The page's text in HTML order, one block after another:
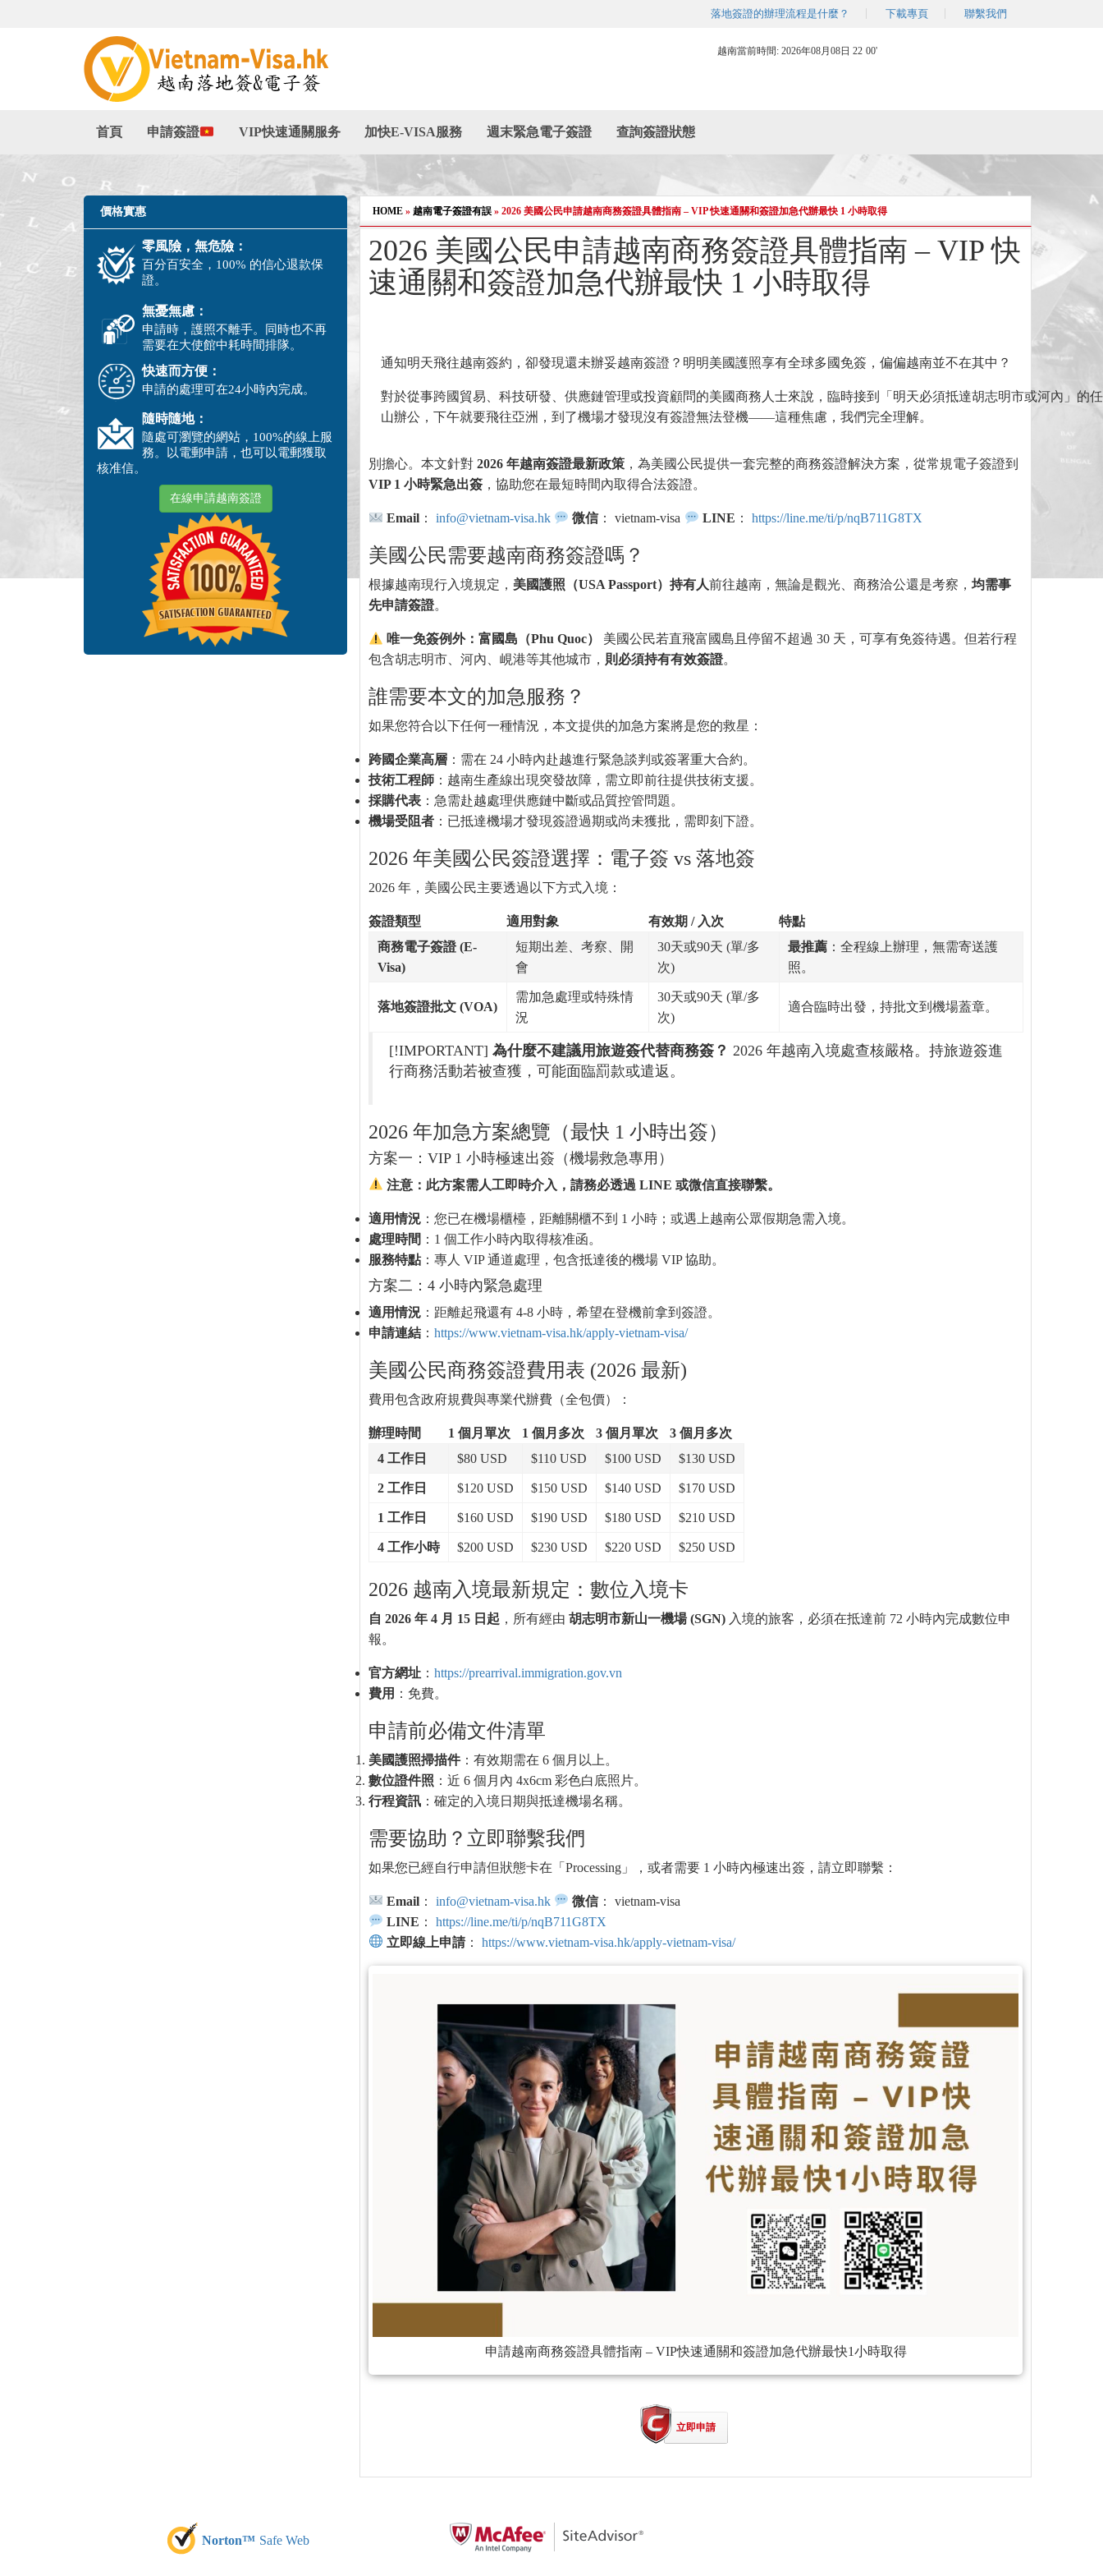
落地簽證的辦理流程是什麼？ 下載專頁 聯繫我們
越南當前時間:2026年08月08日 22 :00'
首頁 申請簽證 VIP快速通關服务 加快E-VISA服務 週末緊急電子簽證 查詢簽證狀態
HOME » 越南電子簽證有誤 » 2026 美國公民申請越南商務簽證具體指南 – VIP 快速通關和簽證加急代辦最快 1 小時取得
2026 美國公民申請越南商務簽證具體指南 – VIP 快
速通關和簽證加急代辦最快 1 小時取得
通知明天飛往越南簽約，卻發現還未辦妥越南簽證？明明美國護照享有全球多國免簽，偏偏越南並不在其中？
對於從事跨國貿易、科技研發、供應鏈管理或投資顧問的美國商務人士來說，臨時接到「明天必須抵達胡志明市或河內」的
山辦公，下午就要飛往亞洲，到了機場才發現沒有簽證無法登機——這種焦慮，我們完全理解。
別擔心。本文針對 2026 年越南簽證最新政策 ，為美國公民提供一套完整的商務簽證解決方案，從常規電子簽證到
VIP 1 小時緊急出簽 ，協助您在最短時間內取得合法簽證。
Email ：info@vietnam-visa.hk 微信： vietnam-visa LINE ： https://line.me/ti/p/nqB711G8TX
美國公民需要越南商務簽證嗎？
根據越南現行入境規定， 美國護照（USA Passport）持有人前往越南，無論是觀光、商務洽公還是考察， 均需事
先申請簽證。
唯一免簽例外：富國島（Phu Quoc）
美國公民若直飛富國島且停留不超過 30 天，可享有免簽待遇。但若行程
包含胡志明市、河內、峴港等其他城市， 則必須持有有效簽證。
誰需要本文的加急服務？
如果您符合以下任何一種情況，本文提供的加急方案將是您的救星：
跨國企業高層 ：需在 24 小時內赴越進行緊急談判或簽署重大合約。
技術工程師 ：越南生產線出現突發故障，需立即前往提供技術支援。
採購代表 ：急需赴越處理供應鏈中斷或品質控管問題。
機場受阻者 ：已抵達機場才發現簽證過期或尚未獲批，需即刻下證。
2026 年美國公民簽證選擇：電子簽 vs 落地簽
2026 年，美國公民主要透過以下方式入境：
簽證類型 適用對象 有效期 / 入次
特點
商務電子簽證 (E-
Visa)
短期出差、考察、開
會
30天或90天 (單/多
次)
最推薦 ：全程線上辦理，無需寄送護
照。
落地簽證批文 (VOA)
需加急處理或特殊情
況
30天或90天 (單/多
次)
適合臨時出發，持批文到機場蓋章。
[!IMPORTANT] 為什麼不建議用旅遊簽代替商務簽？ 2026 年越南入境處查核嚴格。持旅遊簽進
行商務活動若被查獲，可能面臨罰款或遣返。
2026 年加急方案總覽（最快 1 小時出簽）
方案一：VIP 1 小時極速出簽（機場救急專用）
注意：此方案需人工即時介入，請務必透過 LINE 或微信直接聯繫。
適用情況 ：您已在機場櫃檯，距離關櫃不到 1 小時；或遇上越南公眾假期急需入境。
處理時間 ：1 個工作小時內取得核准函。
服務特點 ：專人 VIP 通道處理，包含抵達後的機場 VIP 協助。
方案二：4 小時內緊急處理
適用情況 ：距離起飛還有 4-8 小時，希望在登機前拿到簽證。
申請連結 ： https://www.vietnam-visa.hk/apply-vietnam-visa/
美國公民商務簽證費用表 (2026 最新)
費用包含政府規費與專業代辦費（全包價）：
辦理時間 1 個月單次 1 個月多次 3 個月單次
3 個月多次
4 工作日
$80 USD $110 USD $100 USD $130 USD
2 工作日 $120 USD $150 USD $140 USD $170 USD
1 工作日 $160 USD $190 USD $180 USD $210 USD
4 工作小時 $200 USD $230 USD $220 USD $250 USD
2026 越南入境最新規定：數位入境卡
自 2026 年 4 月 15 日起 ，所有經由 胡志明市新山一機場 (SGN) 入境的旅客，必須在抵達前 72 小時內完成數位申
報。
官方網址 ： https://prearrival.immigration.gov.vn
費用 ：免費。
申請前必備文件清單
美國護照掃描件：有效期需在 6 個月以上。
數位證件照 ：近 6 個月內 4x6cm 彩色白底照片。
行程資訊 ：確定的入境日期與抵達機場名稱。
需要協助？立即聯繫我們
如果您已經自行申請但狀態卡在「Processing」，或者需要 1 小時內極速出簽，請立即聯繫：
Email ：info@vietnam-visa.hk 微信： vietnam-visa
LINE ：https://line.me/ti/p/nqB711G8TX
立即線上申請：https://www.vietnam-visa.hk/apply-vietnam-visa/
申請越南商務簽證具體指南 – VIP快速通關和簽證加急代辦最快1小時取得
立即申請
價格實惠
零風險，無危險：
百分百安全，100% 的信心退款保
證。
無憂無慮：
申請時，護照不離手。同時也不再
需要在大使館中耗時間排隊。
快速而方便：
申請的處理可在24小時內完成。
隨時隨地：
隨處可瀏覽的網站，100%的線上服
務。以電郵申請，也可以電郵獲取
核准信。
在線申請越南簽證
Norton™ Safe Web